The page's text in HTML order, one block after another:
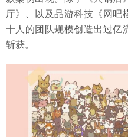
厅》、以及品游科技《网吧
十人的团队规模创造出过亿
斩获。